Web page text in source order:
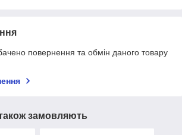
повернення та обмін даного товару
замовляють